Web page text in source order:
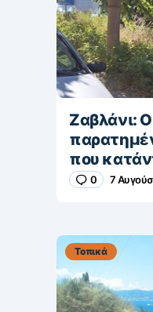
Ζαβλάνι:
που
0 7
Τοπικά